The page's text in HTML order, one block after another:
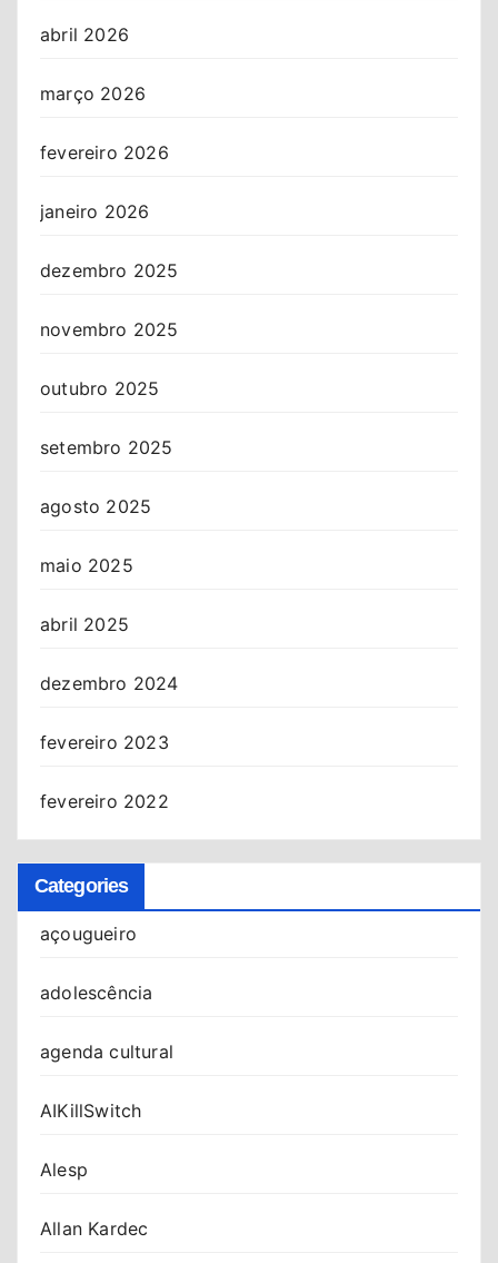
abril 2026
março 2026
fevereiro 2026
janeiro 2026
dezembro 2025
novembro 2025
outubro 2025
setembro 2025
agosto 2025
maio 2025
abril 2025
dezembro 2024
fevereiro 2023
fevereiro 2022
Categories
açougueiro
adolescência
agenda cultural
AIKillSwitch
Alesp
Allan Kardec